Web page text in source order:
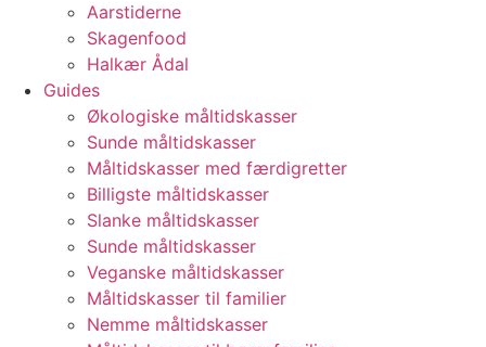
Aarstiderne
Skagenfood
Halkær Ådal
Guides
Økologiske måltidskasser
Sunde måltidskasser
Måltidskasser med færdigretter
Billigste måltidskasser
Slanke måltidskasser
Sunde måltidskasser
Veganske måltidskasser
Måltidskasser til familier
Nemme måltidskasser